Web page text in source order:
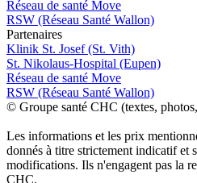
Réseau de santé Move
RSW (Réseau Santé Wallon)
Partenaires
Klinik St. Josef (St. Vith)
St. Nikolaus-Hospital (Eupen)
Réseau de santé Move
RSW (Réseau Santé Wallon)
© Groupe santé CHC (textes,
Les informations et les prix
donnés à titre strictement indicatif et
modifications. Ils n'engagent pas la
CHC.